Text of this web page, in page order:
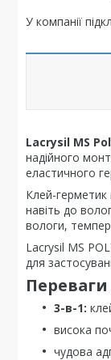
У компанії
Lacrysil MS
надійного
еластичного
Клей-герметик
навіть до
вологи,
Lacrysil MS
для
3-в-1:
висока
чудова